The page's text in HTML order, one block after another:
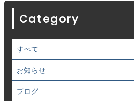
Category
すべて
お知らせ
ブログ